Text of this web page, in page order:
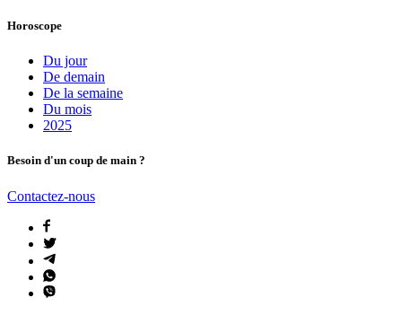
Horoscope
Du jour
De demain
De la semaine
Du mois
2025
Besoin d'un coup de main ?
Contactez-nous